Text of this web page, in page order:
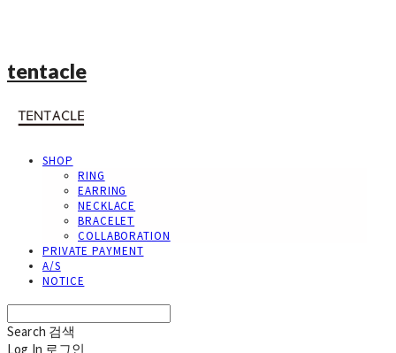
tentacle
SHOP
RING
EARRING
NECKLACE
BRACELET
COLLABORATION
PRIVATE PAYMENT
A/S
NOTICE
Search 검색
Log In 로그인